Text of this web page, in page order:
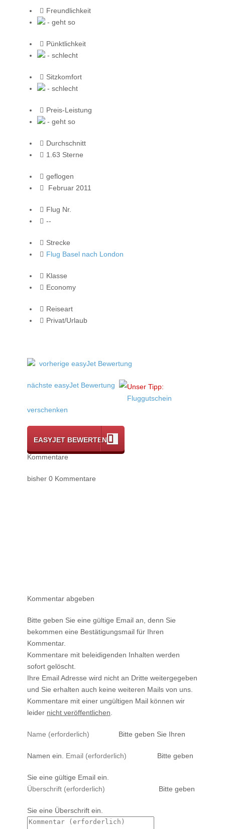
Freundlichkeit
- geht so
Pünktlichkeit
- schlecht
Sitzkomfort
- schlecht
Preis-Leistung
- geht so
Durchschnitt
1.63 Sterne
geflogen
Februar 2011
Flug Nr.
--
Strecke
Flug Basel nach London
Klasse
Economy
Reiseart
Privat/Urlaub
vorherige easyJet Bewertung
nächste easyJet Bewertung
Unser Tipp:
Fluggutschein
verschenken
EASYJET BEWERTEN
Kommentare
bisher 0 Kommentare
Kommentar abgeben
Bitte geben Sie eine gültige Email an, denn Sie
bekommen eine Bestätigungsmail für Ihren
Kommentar.
Kommentare mit beleidigenden Inhalten werden
sofort gelöscht.
Ihre Email Adresse wird nicht an Dritte weitergegeben
und Sie erhalten auch keine weiteren Mails von uns.
Kommentare mit einer ungültigen Mail können wir
leider nicht veröffentlichen
Bitte geben Sie Ihren
Namen ein. Bitte geben
Sie eine gültige Email ein.
Bitte geben
Sie eine Überschrift ein.